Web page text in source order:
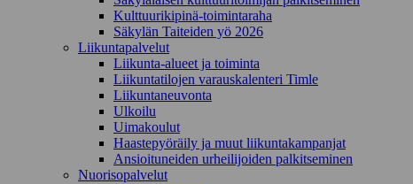
Kulttuurikipinä-toimintaraha
Säkylän Taiteiden yö 2026
Liikuntapalvelut
Liikunta-alueet ja toiminta
Liikuntatilojen varauskalenteri Timle
Liikuntaneuvonta
Ulkoilu
Uimakoulut
Haastepyöräily ja muut liikuntakampanjat
Ansioituneiden urheilijoiden palkitseminen
Nuorisopalvelut